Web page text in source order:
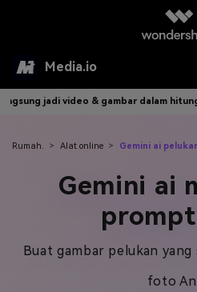
Media.io
Alat AI
AI Video
AI Gambar
Model AI yang Didukung
Produk AI
Asisten Video AI
Editor Video AI
Editor Gambar AI
Efek Video
Efek Foto
Harga
hitungan detik.Buat Sekarang>>
Rumah. > Alat online > Gemini ai
Gemini ai
Buat gambar pelukan
foto